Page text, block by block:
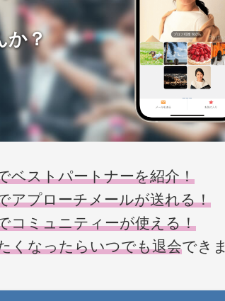
か？
ベストパートナーを紹介！
アプローチメールが送れる！
コミュニティーが使える！
くなったらいつでも退会できま